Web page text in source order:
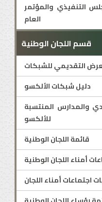
التنفيذي والمؤتمر
العام
قسم اللجان الوطنية
التقديمي للشبكات
دليل شبكات الألكسو
والمدارس المنتسبة
للألكسو
قائمة اللجان الوطنية
أمناء اللجان الوطنية
اجتماعات أمناء اللجان